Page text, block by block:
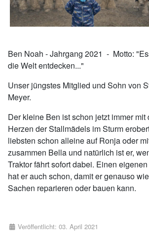
Ben Noah - Jahrgang 2021 - Motto:
die Welt entdecken..."
Unser jüngstes Mitglied und Sohn von
Meyer.
Der kleine Ben ist schon jetzt immer
Herzen der Stallmädels im Sturm
liebsten schon alleine auf Ronja oder
zusammen Bella und natürlich ist er,
Traktor fährt sofort dabei. Einen
hat er auch schon, damit er genauso
Sachen reparieren oder bauen kann.
DetailsVeröffentlicht: 03. April 2021